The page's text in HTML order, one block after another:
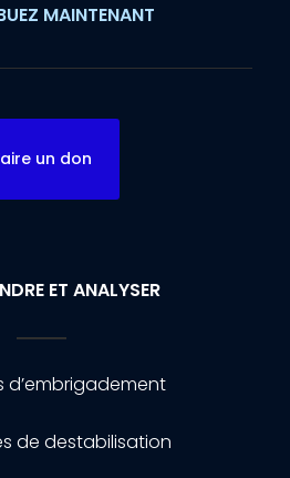
MAINTENANT
un don
ET ANALYSER
d’embrigadement
de destabilisation